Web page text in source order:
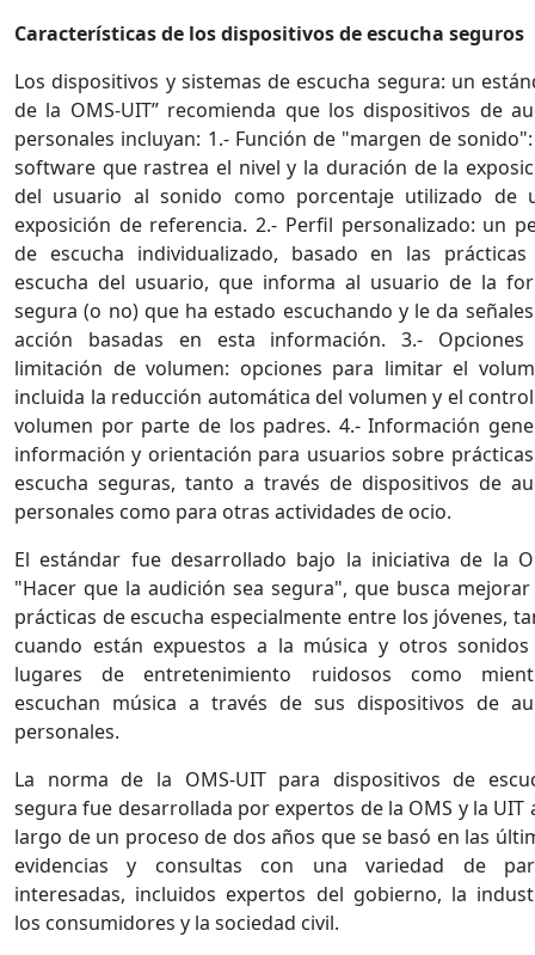
Características de los dispositivos de escucha seguros
Los dispositivos y sistemas de escucha segura: un
de la OMS-UIT” recomienda que los dispositivos de
personales incluyan: 1.- Función de "margen de
software que rastrea el nivel y la duración de la
del usuario al sonido como porcentaje utilizado de
exposición de referencia. 2.- Perfil personalizado: un
de escucha individualizado, basado en las
escucha del usuario, que informa al usuario de la
segura (o no) que ha estado escuchando y le da
acción basadas en esta información. 3.-
limitación de volumen: opciones para limitar el
incluida la reducción automática del volumen y el
volumen por parte de los padres. 4.- Información
información y orientación para usuarios sobre
escucha seguras, tanto a través de dispositivos de
personales como para otras actividades de ocio.
El estándar fue desarrollado bajo la iniciativa de la
"Hacer que la audición sea segura", que busca mejorar
prácticas de escucha especialmente entre los jóvenes,
cuando están expuestos a la música y otros
lugares de entretenimiento ruidosos como
escuchan música a través de sus dispositivos de
personales.
La norma de la OMS-UIT para dispositivos de
segura fue desarrollada por expertos de la OMS y la UIT
largo de un proceso de dos años que se basó en las
evidencias y consultas con una variedad de
interesadas, incluidos expertos del gobierno, la
los consumidores y la sociedad civil.